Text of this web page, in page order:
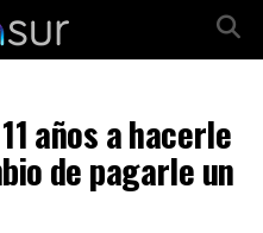
años a hacerle
de pagarle un